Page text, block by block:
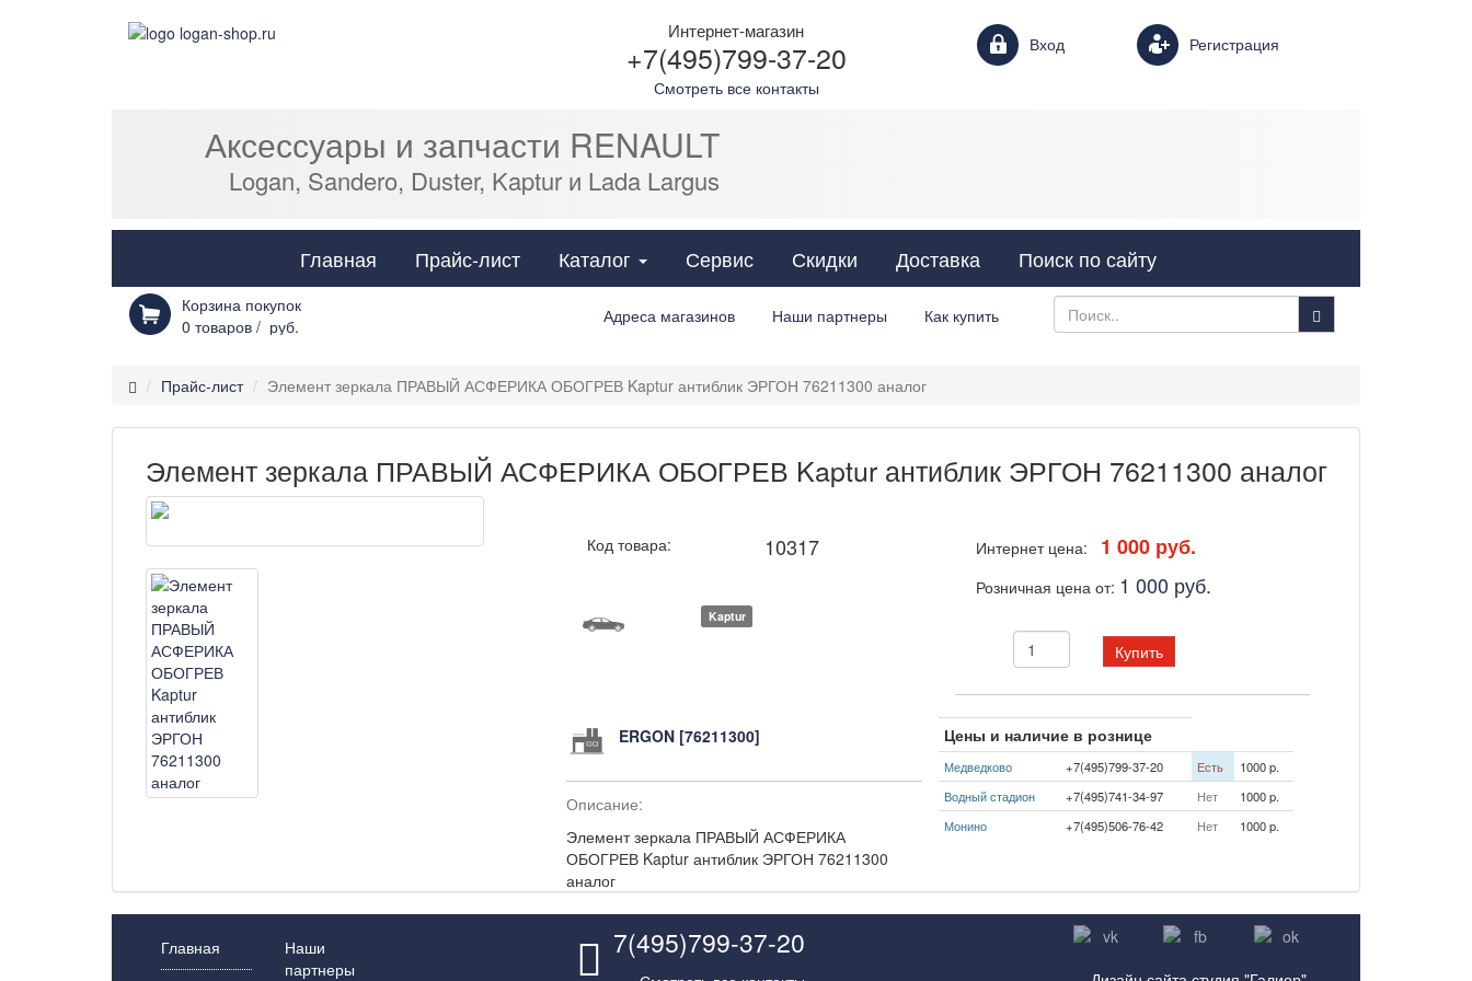
Интернет-магазин
+7(495)799-37-20
Смотреть все контакты
Вход Login form Регистрация
Аксессуары и запчасти RENAULT
Logan, Sandero, Duster, Kaptur и Lada Largus
Главная Прайс-лист Каталог Cats Сервис Скидки Доставка Поиск по сайту
Корзина покупок
0 товаров / руб. Адреса магазинов Наши партнеры Как купить
Прайс-лист Элемент зеркала ПРАВЫЙ АСФЕРИКА ОБОГРЕВ Kaptur антиблик ЭРГОН 76211300 аналог
Элемент зеркала ПРАВЫЙ АСФЕРИКА ОБОГРЕВ Kaptur антиблик ЭРГОН 76211300 аналог
Код товара: 10317
Kaptur
Интернет цена: 1 000 руб.
Розничная цена от: 1 000 руб.
Купить
ERGON [76211300]
Описание:
Элемент зеркала ПРАВЫЙ АСФЕРИКА
ОБОГРЕВ Kaptur антиблик ЭРГОН 76211300
аналог
Цены и наличие в рознице
Медведково +7(495)799-37-20 Есть
1000 p.
Водный стадион
+7(495)741-34-97 Нет
1000 p.
Монино
+7(495)506-76-42 Нет 1000 p.
Главная
Наши
партнеры
7(495)799-37-20